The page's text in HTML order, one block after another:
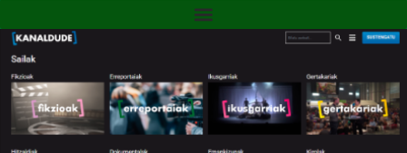
KANALDUDE.eus
Partie 2/4 POUR VISIONNER EN BASQUE